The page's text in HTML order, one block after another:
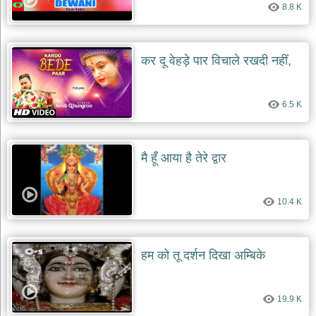
देश
भक्ति
भजन
patriotic
bhajans
खाटू
श्याम
khatu
bhajans
रानी
सती
दादी
rani
sati
dadi
bhajans
बावा
लाल
8.8 K
कर दू वेहड़े पार विचाले रखदी नहीं,
6.5 K
मै हूँ आया है तेरे द्वार
10.4 K
हम को तू दर्शन दिखा अम्बिके
19.9 K